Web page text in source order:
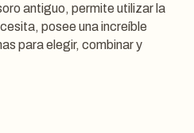
antiguo, permite utilizar la
posee una increíble
para elegir, combinar y